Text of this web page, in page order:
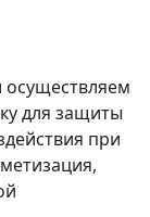
для защиты
при